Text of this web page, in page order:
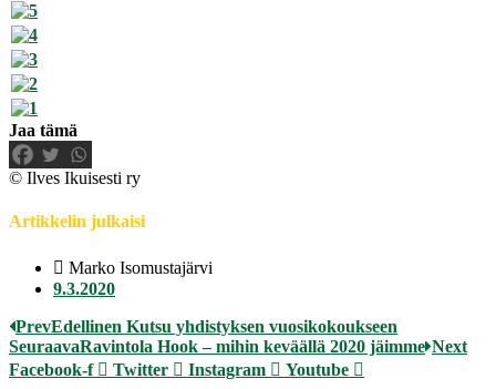
Jaa tämä
© Ilves Ikuisesti ry
Artikkelin julkaisi
Marko Isomustajärvi
9.3.2020
PrevEdellinen Kutsu yhdistyksen vuosikokoukseen
SeuraavaRavintola Hook – mihin keväällä 2020 jäimme Next
Facebook-f
Twitter Instagram Youtube